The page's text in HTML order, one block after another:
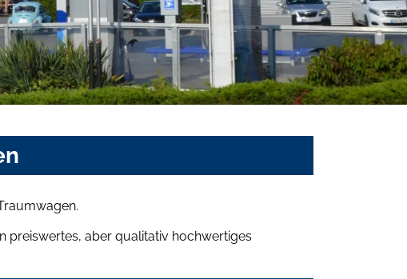
preiswertes, aber qualitativ hochwertiges